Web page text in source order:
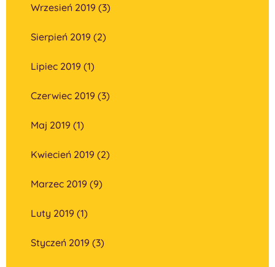
Wrzesień 2019 (3)
Sierpień 2019 (2)
Lipiec 2019 (1)
Czerwiec 2019 (3)
Maj 2019 (1)
Kwiecień 2019 (2)
Marzec 2019 (9)
Luty 2019 (1)
Styczeń 2019 (3)